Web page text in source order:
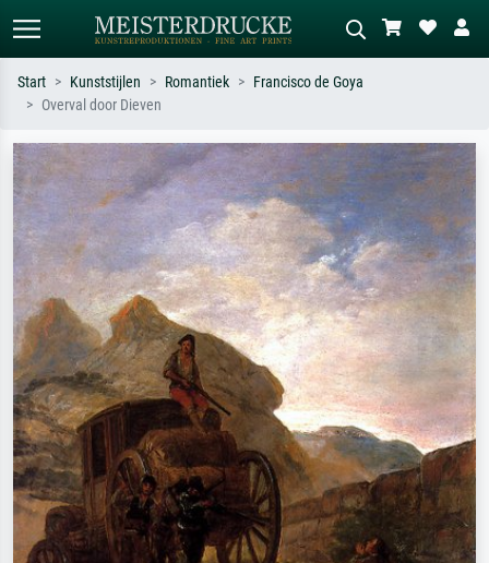
Zoek op kunstenaar, titel of stijl – bijv.
Monet, Sterrennacht, impressionisme,
Hokusai-golf, naakt.
Beschrijf de scène – bijv. groene
weide, abstract met veel rood, donker
olieverfschilderij, staand naakt naast
een boom.
Start Kunststijlen Romantiek
Francisco de Goya
Overval door Dieven